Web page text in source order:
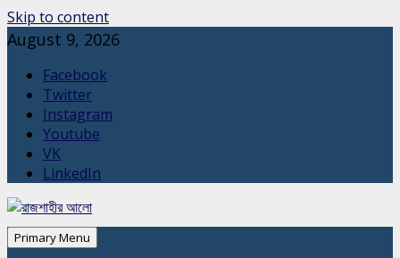
Skip to content
August 9, 2026
Facebook
Twitter
Instagram
Youtube
VK
LinkedIn
Primary Menu